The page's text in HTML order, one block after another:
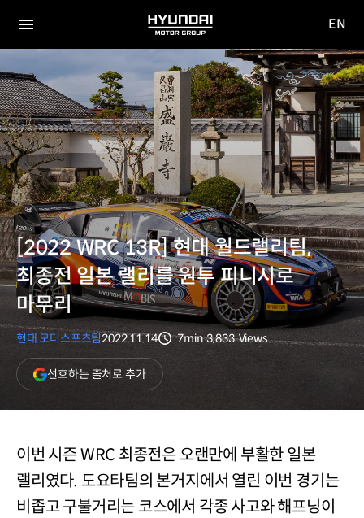
전체
HYUNDAI
MOTOR
GROUP
사이
이동
EN
[2022 WRC 13R] 현대 월드랠리팀,
최종전 일본 랠리를 원투 피니시로
마무리
현대 모터스포츠팀2022.11.14
7min
조회수
3,833 Views
선호하는 출처로 추가(새
창
열림)
이번 시즌 WRC 최종전은 오랜만에 부활한 일본
랠리였다. 도요타팀의 본거지에서 열린 이번 경기는
비좁고 구불거리는 코스에서 각종 사고와 해프닝이